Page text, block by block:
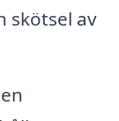
skötsel av